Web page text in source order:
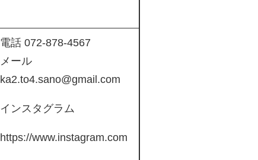
電話 072-878-4567
メール
ka2.to4.sano@gmail.com
インスタグラム
https://www.instagram.com